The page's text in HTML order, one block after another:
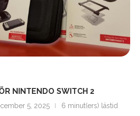
NINTENDO SWITCH 2
5, 2025 6 minut(ers) lästid